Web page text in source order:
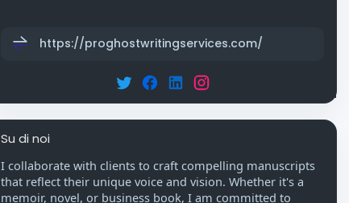
https://proghostwritingservices.com/
Su di noi
I collaborate with clients to craft compelling manuscripts
that reflect their unique voice and vision. Whether it's a
memoir, novel, or business book, I am committed to